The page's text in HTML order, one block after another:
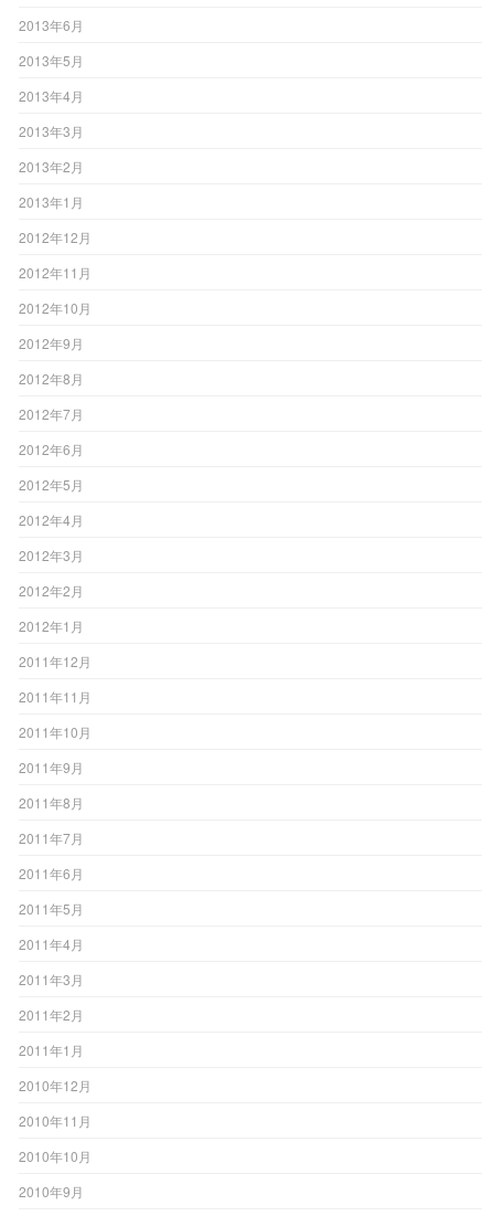
2013年6月
2013年5月
2013年4月
2013年3月
2013年2月
2013年1月
2012年12月
2012年11月
2012年10月
2012年9月
2012年8月
2012年7月
2012年6月
2012年5月
2012年4月
2012年3月
2012年2月
2012年1月
2011年12月
2011年11月
2011年10月
2011年9月
2011年8月
2011年7月
2011年6月
2011年5月
2011年4月
2011年3月
2011年2月
2011年1月
2010年12月
2010年11月
2010年10月
2010年9月